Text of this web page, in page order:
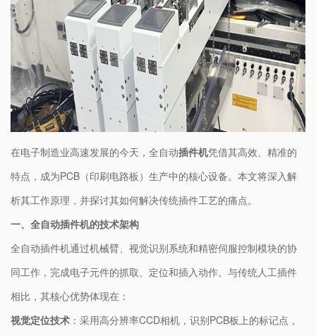
在电子制造业高速发展的今天，​ 全自动插件机​凭借其高效、精准的
特点，成为PCB（印刷电路板）生产中的核心设备。本文将深入解
析其工作原理，并探讨其如何解决传统插件工艺的痛点。
一、全自动插件机的技术架构
全自动插件机通过机械臂、视觉识别系统和精密伺服控制模块的协
同工作，完成电子元件的抓取、定位和插入动作。与传统人工插件
相比，其核心优势体现在：
​视觉定位技术​ ​：采用高分辨率CCD相机，识别PCB板上的标记点，